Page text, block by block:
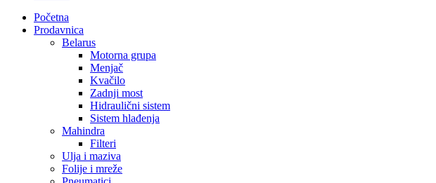
Početna
Prodavnica
Belarus
Motorna grupa
Menjač
Kvačilo
Zadnji most
Hidraulični sistem
Sistem hlađenja
Mahindra
Filteri
Ulja i maziva
Folije i mreže